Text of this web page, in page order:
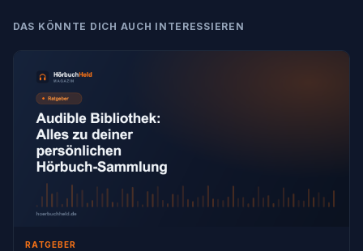
DAS KÖNNTE DICH AUCH INTERESSIEREN
RATGEBER